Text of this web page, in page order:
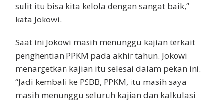
sulit itu bisa kita kelola dengan sangat baik,”
kata Jokowi.
Saat ini Jokowi masih menunggu kajian terkait
penghentian PPKM pada akhir tahun. Jokowi
menargetkan kajian itu selesai dalam pekan ini.
“Jadi kembali ke PSBB, PPKM, itu masih saya
masih menunggu seluruh kajian dan kalkulasi